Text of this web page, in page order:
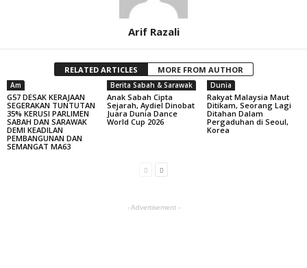
Arif Razali
RELATED ARTICLES MORE FROM AUTHOR
Am
G57 DESAK KERAJAAN
SEGERAKAN TUNTUTAN
35% KERUSI PARLIMEN
SABAH DAN SARAWAK
DEMI KEADILAN
PEMBANGUNAN DAN
SEMANGAT MA63
Berita Sabah & Sarawak
Anak Sabah Cipta
Sejarah, Aydiel Dinobat
Juara Dunia Dance
World Cup 2026
Dunia
Rakyat Malaysia Maut
Ditikam, Seorang Lagi
Ditahan Dalam
Pergaduhan di Seoul,
Korea
- Advertisement -